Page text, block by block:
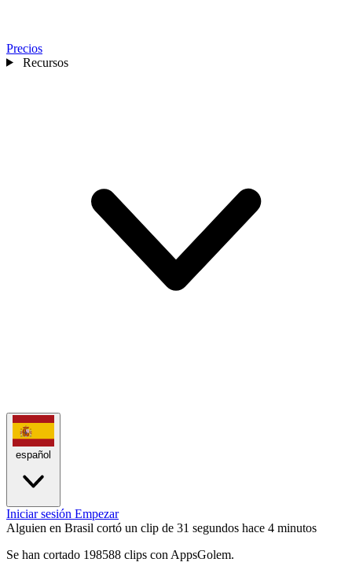
Precios
Recursos
español
Iniciar sesión Empezar
Alguien en Brasil cortó un clip de 31 segundos hace 4 minutos
Se han cortado 198588 clips con AppsGolem.